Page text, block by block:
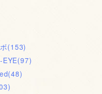
(153)
(97)
(48)